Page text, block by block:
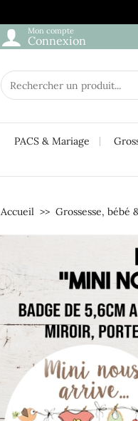
Mon compte
Connexion
PACS & Mariage
Accueil Grossesse, bébé